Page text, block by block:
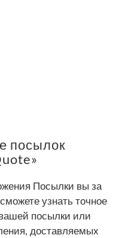
посылок
Посылки вы за
узнать точное
посылки или
доставляемых